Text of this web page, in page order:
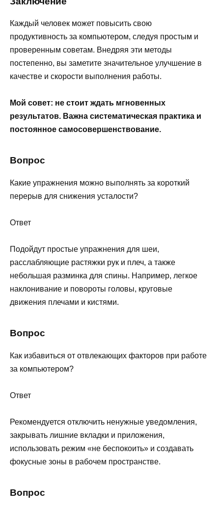
Каждый человек может повысить свою
продуктивность за компьютером, следуя простым и
проверенным советам. Внедряя эти методы
постепенно, вы заметите значительное улучшение в
качестве и скорости выполнения работы.
Мой совет: не стоит ждать мгновенных
результатов. Важна систематическая практика и
постоянное самосовершенствование.
Вопрос
Какие упражнения можно выполнять за короткий
перерыв для снижения усталости?
Ответ
Подойдут простые упражнения для шеи,
расслабляющие растяжки рук и плеч, а также
небольшая разминка для спины. Например, легкое
наклонивание и повороты головы, круговые
движения плечами и кистями.
Вопрос
Как избавиться от отвлекающих факторов при работе
за компьютером?
Ответ
Рекомендуется отключить ненужные уведомления,
закрывать лишние вкладки и приложения,
использовать режим «не беспокоить» и создавать
фокусные зоны в рабочем пространстве.
Вопрос